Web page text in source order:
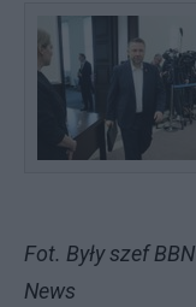
Fot. Były szef
News